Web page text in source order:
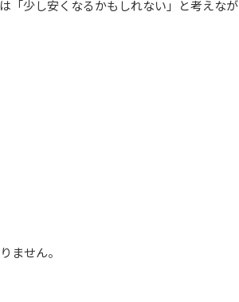
「少し安くなるかもしれない」と考えなが
ません。